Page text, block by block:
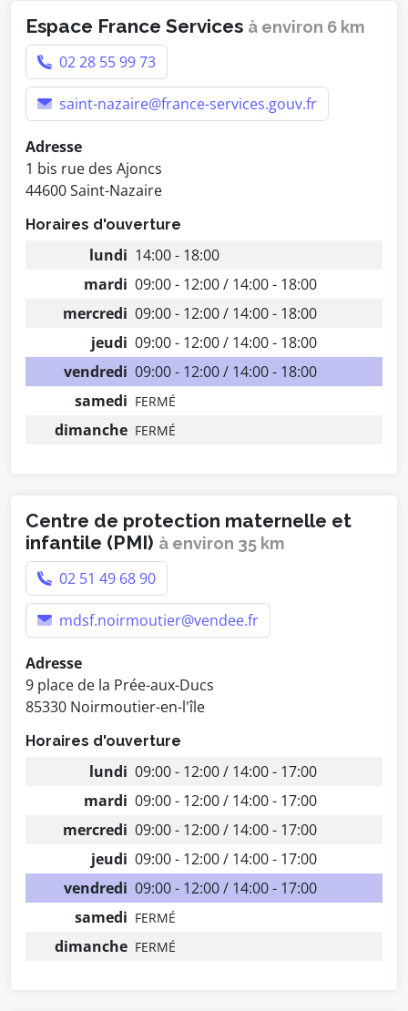
Espace France Services à environ 6 km
02 28 55 99 73
saint-nazaire@france-services.gouv.fr
Adresse
1 bis rue des Ajoncs
44600 Saint-Nazaire
Horaires d'ouverture
lundi 14:00 - 18:00
mardi 09:00 - 12:00 / 14:00 - 18:00
mercredi 09:00 - 12:00 / 14:00 - 18:00
jeudi 09:00 - 12:00 / 14:00 - 18:00
vendredi 09:00 - 12:00 / 14:00 - 18:00
samedi FERMÉ
dimanche FERMÉ
Centre de protection maternelle et
infantile (PMI) à environ 35 km
02 51 49 68 90
mdsf.noirmoutier@vendee.fr
Adresse
9 place de la Prée-aux-Ducs
85330 Noirmoutier-en-l'île
Horaires d'ouverture
lundi 09:00 - 12:00 / 14:00 - 17:00
mardi 09:00 - 12:00 / 14:00 - 17:00
mercredi 09:00 - 12:00 / 14:00 - 17:00
jeudi 09:00 - 12:00 / 14:00 - 17:00
vendredi 09:00 - 12:00 / 14:00 - 17:00
samedi FERMÉ
dimanche FERMÉ